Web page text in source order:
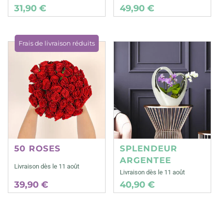
31,90 € 49,90 €
Frais de livraison réduits
50 ROSES
Livraison dès le 11 août
39,90 €
SPLENDEUR
ARGENTEE
Livraison dès le 11 août
40,90 €